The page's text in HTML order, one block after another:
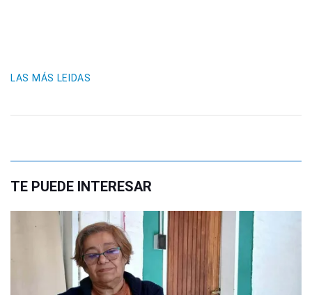
LAS MÁS LEIDAS
TE PUEDE INTERESAR